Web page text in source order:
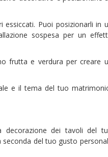
Puoi posizionarli in
sospesa per un
frutta e verdura per creare
e il tema del tuo
decorazione dei tavoli del
del tuo gusto